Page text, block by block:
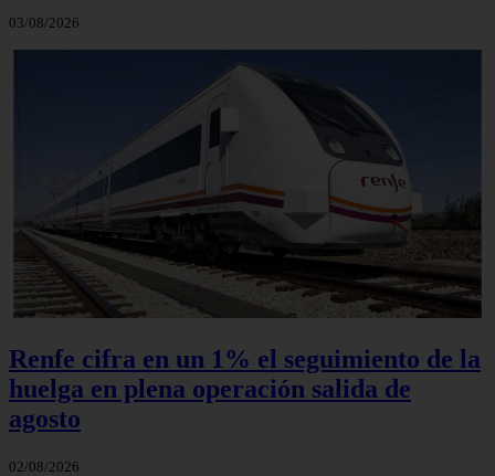
03/08/2026
Renfe cifra en un 1% el seguimiento de la
huelga en plena operación salida de
agosto
02/08/2026